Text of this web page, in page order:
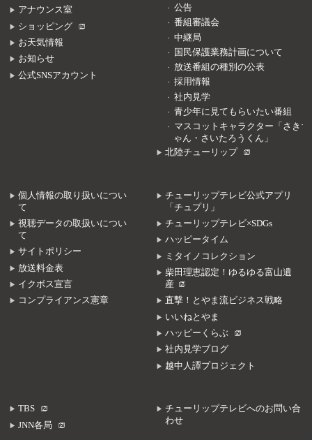
アナウンス室
ショッピング
お天気情報
お知らせ
公式SNSアカウント
公告
番組審議会
中継局
国民保護業務計画について
放送番組の種別の公表
採用情報
社内見学
青少年に見てもらいたい番組
マスコットキャラクター「さきち
ゃん・さいたろうくん」
北陸チューリップ
個人情報の取り扱いについ
て
視聴データの取扱いについ
て
サイトポリシー
放送料金表
イクボス宣言
コンプライアンス憲章
チューリップテレビ公式アプリ
「チュプリ」
チューリップテレビ×SDGs
ハッピータイム
ミタイノコレクション
柴田理恵認定！ゆるゆる富山遺
産
直撃！とやま流ビジネス戦略
いいねとやま
ハッピーくらぶ
社内見学ブログ
越中人譚プロジェクト
TBS
JNN各局
チューリップテレビへのお問い合
わせ